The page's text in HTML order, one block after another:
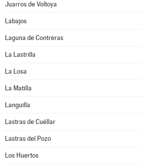
Juarros de Voltoya
Labajos
Laguna de Contreras
La Lastrilla
La Losa
La Matilla
Languilla
Lastras de Cuéllar
Lastras del Pozo
Los Huertos